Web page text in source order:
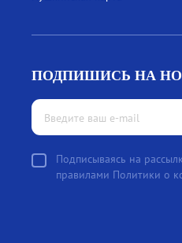
ПОДПИШИСЬ НА
Подписываясь на
правилами Политики о